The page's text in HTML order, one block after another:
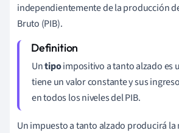
independientemente de la producción
Bruto (PIB).
Untipoimpositivo a tanto alzado es
tiene un valor constante y sus
en todos los niveles del PIB.
Un impuesto a tanto alzado producirá